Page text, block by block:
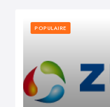
POPULAIRE